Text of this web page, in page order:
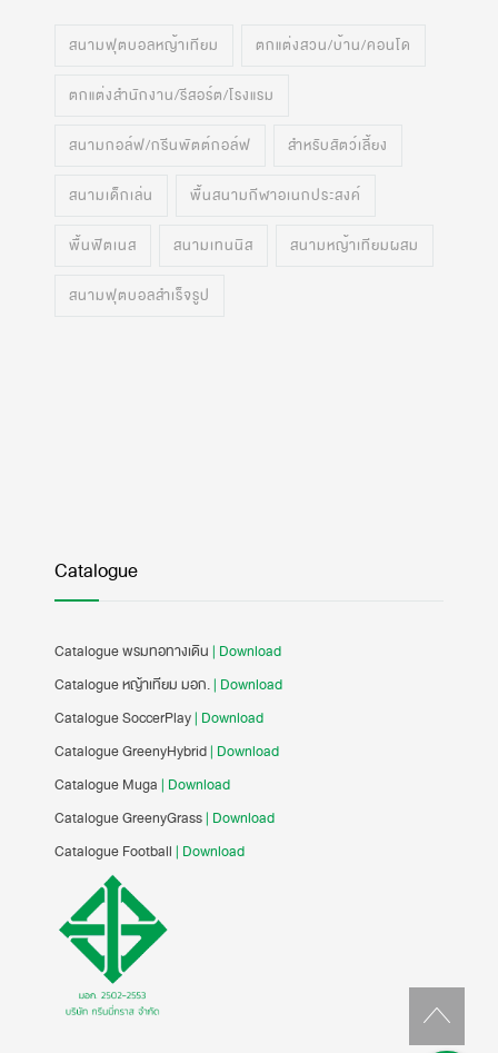
สนามฟุตบอลหญ้าเทียม ตกแต่งสวน/บ้าน/คอนโด
ตกแต่งสำนักงาน/รีสอร์ต/โรงแรม
สนามกอล์ฟ/กรีนพัตต์กอล์ฟ สำหรับสัตว์เลี้ยง
สนามเด็กเล่น พื้นสนามกีฬาอเนกประสงค์
พื้นฟิตเนส สนามเทนนิส สนามหญ้าเทียมผสม
สนามฟุตบอลสำเร็จรูป
Catalogue
Catalogue พรมทอทางเดิน | Download
Catalogue หญ้าเทียม มอก.| Download
Catalogue SoccerPlay| Download
Catalogue GreenyHybrid| Download
Catalogue Muga | Download
Catalogue GreenyGrass| Download
Catalogue Football | Download